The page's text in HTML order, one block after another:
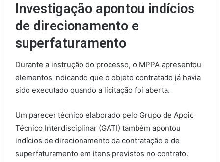
Investigação apontou indícios
de direcionamento e
superfaturamento
Durante a instrução do processo, o MPPA apresentou
elementos indicando que o objeto contratado já havia
sido executado quando a licitação foi aberta.
Um parecer técnico elaborado pelo Grupo de Apoio
Técnico Interdisciplinar (GATI) também apontou
indícios de direcionamento da contratação e de
superfaturamento em itens previstos no contrato.